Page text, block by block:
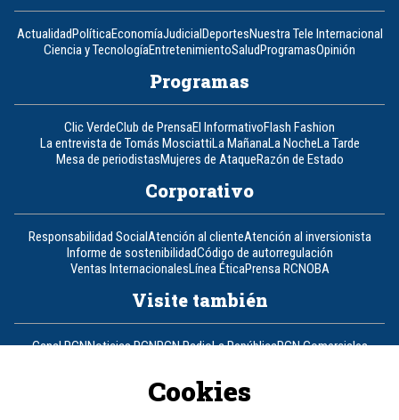
ActualidadPolíticaEconomíaJudicialDeportesNuestra Tele Internacional
Ciencia y TecnologíaEntretenimientoSaludProgramasOpinión
Programas
Clic VerdeClub de PrensaEl InformativoFlash Fashion
La entrevista de Tomás MosciattiLa MañanaLa NocheLa Tarde
Mesa de periodistasMujeres de AtaqueRazón de Estado
Corporativo
Responsabilidad SocialAtención al clienteAtención al inversionista
Informe de sostenibilidadCódigo de autorregulación
Ventas InternacionalesLínea ÉticaPrensa RCNOBA
Visite también
Canal RCNNoticias RCNRCN RadioLa RepúblicaRCN Comerciales
Un producto de RCN Televisión
Contáctenos
Cookies